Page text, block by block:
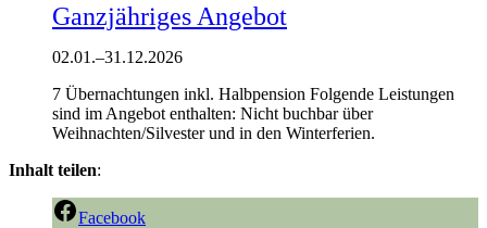
Ganzjähriges Angebot
02.01.–31.12.2026
7 Übernachtungen inkl. Halbpension Folgende Leistungen
sind im Angebot enthalten: Nicht buchbar über
Weihnachten/Silvester und in den Winterferien.
Inhalt teilen:
Facebook